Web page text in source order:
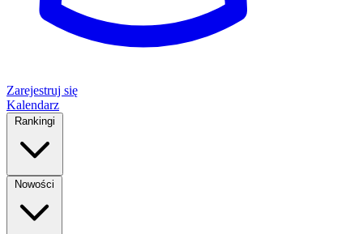
Zarejestruj się
Kalendarz
Rankingi
Nowości